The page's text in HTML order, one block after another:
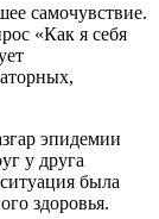
самочувствие.
«Как я себя
эпидемии
у друга
была
здоровья.